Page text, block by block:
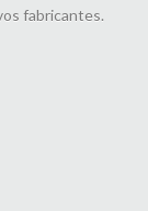
fabricantes.